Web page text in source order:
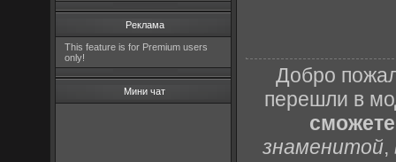
Реклама
This feature is for Premium users
only!
Мини чат
Добро
перешли в
знаменитой,